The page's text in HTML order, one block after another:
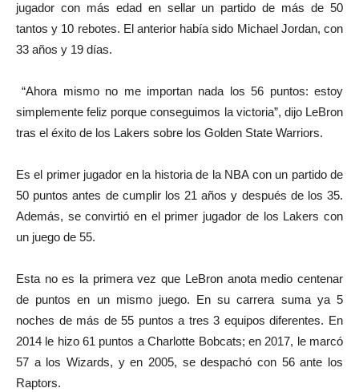
jugador con más edad en sellar un partido de más de 50
tantos y 10 rebotes. El anterior había sido Michael Jordan, con
33 años y 19 días.
“Ahora mismo no me importan nada los 56 puntos: estoy
simplemente feliz porque conseguimos la victoria”, dijo LeBron
tras el éxito de los Lakers sobre los Golden State Warriors.
Es el primer jugador en la historia de la NBA con un partido de
50 puntos antes de cumplir los 21 años y después de los 35.
Además, se convirtió en el primer jugador de los Lakers con
un juego de 55.
Esta no es la primera vez que LeBron anota medio centenar
de puntos en un mismo juego. En su carrera suma ya 5
noches de más de 55 puntos a tres 3 equipos diferentes. En
2014 le hizo 61 puntos a Charlotte Bobcats; en 2017, le marcó
57 a los Wizards, y en 2005, se despachó con 56 ante los
Raptors.